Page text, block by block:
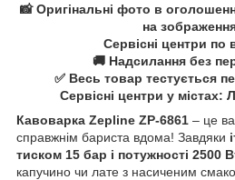
📸 Оригінальні фото в
на
Сервісні центри по
🚚 Надсилання без
✅ Весь товар тестується
Сервісні центри у містах:
Кавоварка Zepline ZP-6861 – це
справжнім бариста вдома! Завдяки
тиском 15 бар і потужності 2500
капучино чи лате з насиченим